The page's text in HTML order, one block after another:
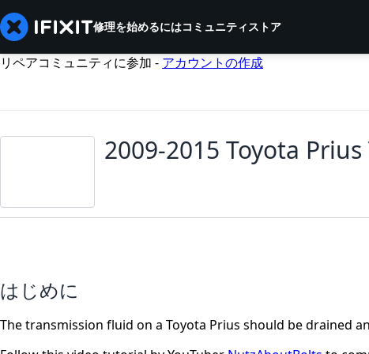
修理を始めるにはコミュニティストア
リペアコミュニティに参加 - アカウントの作成
2009-2015 Toyota
はじめに
The transmission fluid on a Toyota Prius should be drained